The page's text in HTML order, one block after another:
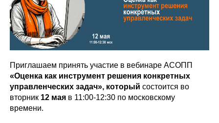
Приглашаем принять участие в вебинаре АСОПП
«Оценка как инструмент решения конкретных
управленческих задач», который состоится во
вторник 12 мая в 11:00-12:30 по московскому
времени.